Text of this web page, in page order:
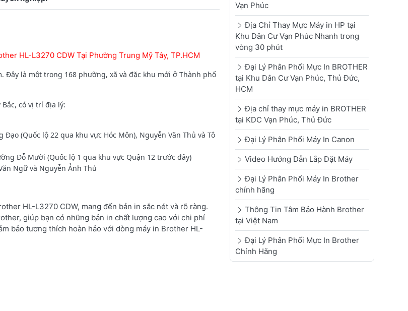
HL-L3270 CDW Tại Phường Trung Mỹ Tây, TP.HCM
Đây là một trong 168 phường, xã và đặc khu mới ở Thành phố
có vị trí địa lý:
(Quốc lộ 22 qua khu vực Hóc Môn), Nguyễn Văn Thủ và Tô
Đỗ Mười (Quốc lộ 1 qua khu vực Quận 12 trước đây)
Ngữ và Nguyễn Ảnh Thủ
HL-L3270 CDW, mang đến bản in sắc nét và rõ ràng.
giúp bạn có những bản in chất lượng cao với chi phí
bảo tương thích hoàn hảo với dòng máy in Brother HL-
Vạn Phúc
Địa Chỉ Thay Mực Máy in HP tại
Khu Dân Cư Vạn Phúc Nhanh trong
vòng 30 phút
Đại Lý Phân Phối Mực In BROTHER
tại Khu Dân Cư Vạn Phúc, Thủ Đức,
HCM
Địa chỉ thay mực máy in BROTHER
tại KDC Vạn Phúc, Thủ Đức
Đại Lý Phân Phối Máy In Canon
Video Hướng Dẫn Lắp Đặt Máy
Đại Lý Phân Phối Máy In Brother
chính hãng
Thông Tin Tâm Bảo Hành Brother
tại Việt Nam
Đại Lý Phân Phối Mực In Brother
Chính Hãng